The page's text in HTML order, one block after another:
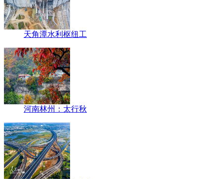
天角潭水利枢纽工
河南林州：太行秋